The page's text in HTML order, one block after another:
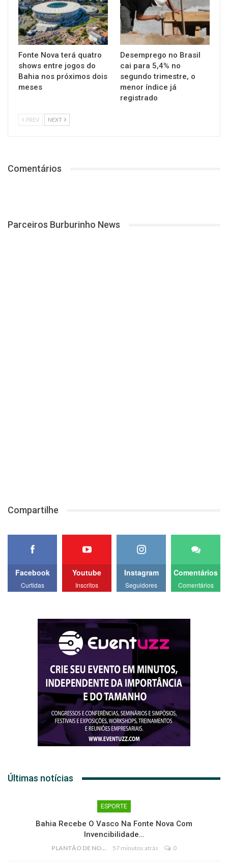
Fonte Nova terá quatro
shows entre jogos do
Bahia nos próximos dois
meses
Desemprego no Brasil
cai para 5,4% no
segundo trimestre, o
menor índice já
registrado
PREV NEXT
Comentários
Parceiros Burburinho News
Compartilhe
Facebook
Curtidas
Youtube
Inscritos
Instagram
Seguidores
Comentários
Comentários
Últimas notícias
ESPORTE
Bahia Recebe O Vasco Na Fonte Nova Com
Invencibilidade…
PLANTÃO DE NOTÍCIAS 57 minutos atrás 0